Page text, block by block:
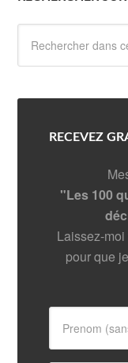
RECEVEZ
"Les 100
Laissez-
pour que